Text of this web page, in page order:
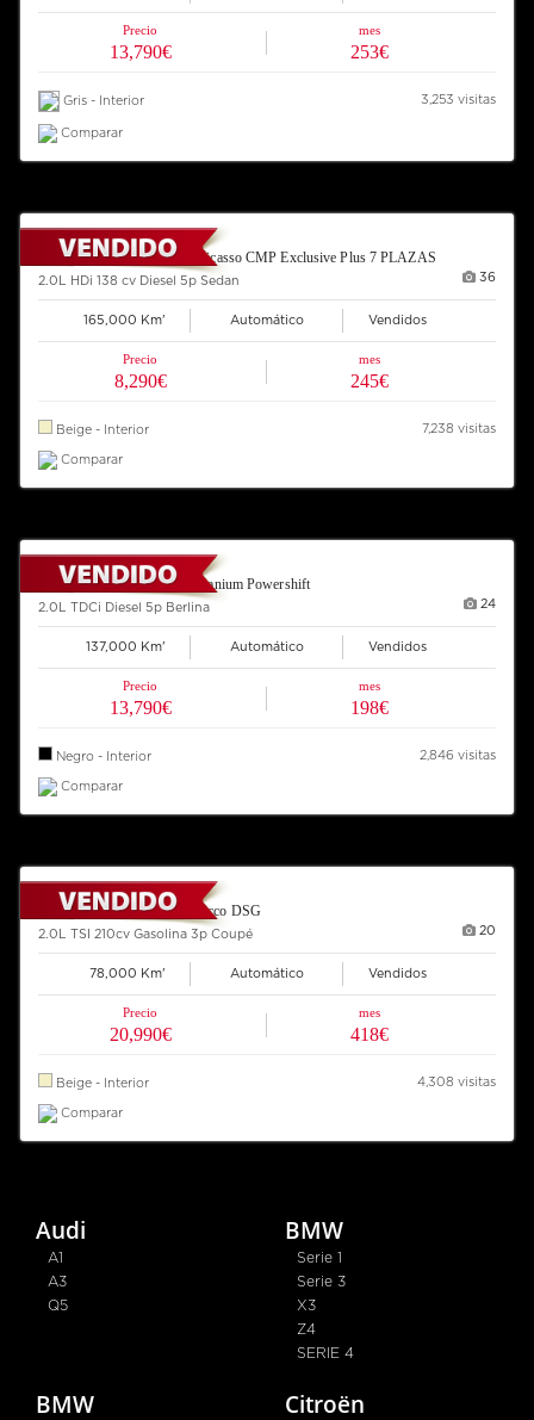
Precio
13,790€
mes
253€
3,253 visitas
Gris - Interior
Comparar
2007 CITROEN Grand C4 Picasso CMP Exclusive Plus 7 PLAZAS
36
2.0L HDi 138 cv Diesel 5p Sedan
165,000 Km' Automático Vendidos
Precio
8,290€
mes
245€
7,238 visitas
Beige - Interior
Comparar
2014 FORD Mondeo 140 Titanium Powershift
24
2.0L TDCi Diesel 5p Berlina
137,000 Km' Automático Vendidos
Precio
13,790€
mes
198€
2,846 visitas
Negro - Interior
Comparar
2012 VOLKSWAGEN Scirocco DSG
20
2.0L TSI 210cv Gasolina 3p Coupé
78,000 Km' Automático Vendidos
Precio
20,990€
mes
418€
4,308 visitas
Beige - Interior
Comparar
Audi
A1
A3
Q5
BMW
Serie 1
Serie 3
X3
Z4
SERIE 4
BMW Citroën